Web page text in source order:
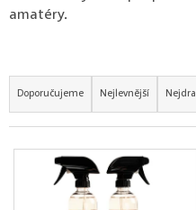
amatéry.
Řazení
Doporučujeme Nejlevnější
Výpis